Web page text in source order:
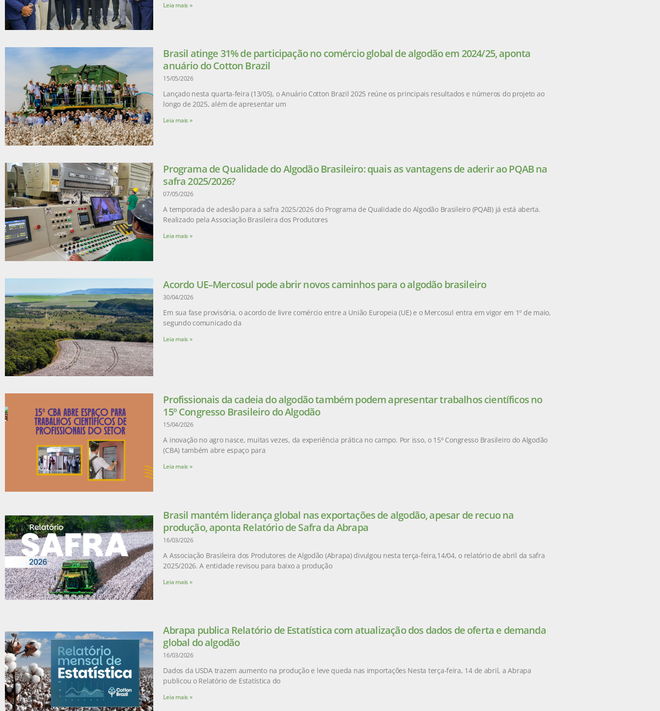
Leia mais »
Brasil atinge 31% de participação no comércio global de algodão em 2024/25, aponta
anuário do Cotton Brazil
15/05/2026
Lançado nesta quarta-feira (13/05), o Anuário Cotton Brazil 2025 reúne os principais resultados e números do projeto ao
longo de 2025, além de apresentar um
Leia mais »
Programa de Qualidade do Algodão Brasileiro: quais as vantagens de aderir ao PQAB na
safra 2025/2026?
07/05/2026
A temporada de adesão para a safra 2025/2026 do Programa de Qualidade do Algodão Brasileiro (PQAB) já está aberta.
Realizado pela Associação Brasileira dos Produtores
Leia mais »
Acordo UE–Mercosul pode abrir novos caminhos para o algodão brasileiro
30/04/2026
Em sua fase provisória, o acordo de livre comércio entre a União Europeia (UE) e o Mercosul entra em vigor em 1º de maio,
segundo comunicado da
Leia mais »
Profissionais da cadeia do algodão também podem apresentar trabalhos científicos no
15º Congresso Brasileiro do Algodão
15/04/2026
A inovação no agro nasce, muitas vezes, da experiência prática no campo. Por isso, o 15º Congresso Brasileiro do Algodão
(CBA) também abre espaço para
Leia mais »
Brasil mantém liderança global nas exportações de algodão, apesar de recuo na
produção, aponta Relatório de Safra da Abrapa
16/03/2026
A Associação Brasileira dos Produtores de Algodão (Abrapa) divulgou nesta terça-feira,14/04, o relatório de abril da safra
2025/2026. A entidade revisou para baixo a produção
Leia mais »
Abrapa publica Relatório de Estatística com atualização dos dados de oferta e demanda
global do algodão
16/03/2026
Dados da USDA trazem aumento na produção e leve queda nas importações Nesta terça-feira, 14 de abril, a Abrapa
publicou o Relatório de Estatística do
Leia mais »